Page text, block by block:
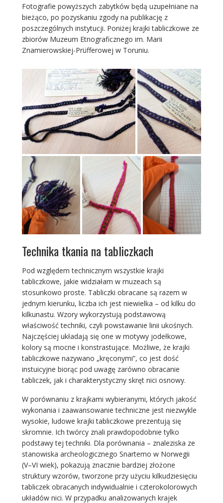
Fotografie powyższych zabytków będą uzupełniane na
bieżąco, po pozyskaniu zgody na publikację z
poszczególnych instytucji. Poniżej krajki tabliczkowe ze
zbiorów Muzeum Etnograficznego im. Marii
Znamierowskiej-Prüfferowej w Toruniu.
Technika tkania na tabliczkach
Pod względem technicznym wszystkie krajki
tabliczkowe, jakie widziałam w muzeach są
stosunkowo proste. Tabliczki obracane są razem w
jednym kierunku, liczba ich jest niewielka – od kilku do
kilkunastu. Wzory wykorzystują podstawową
właściwość techniki, czyli powstawanie linii ukośnych.
Najczęściej układają się one w motywy jodełkowe,
kolory są mocne i konstrastujące. Możliwe, że krajki
tabliczkowe nazywano „kręconymi”, co jest dość
instuicyjne biorąc pod uwagę zarówno obracanie
tabliczek, jak i charakterystyczny skręt nici osnowy.
W porównaniu z krajkami wybieranymi, których jakość
wykonania i zaawansowanie techniczne jest niezwykle
wysokie, ludowe krajki tabliczkowe prezentują się
skromnie. Ich twórcy znali prawdopodobnie tylko
podstawy tej techniki. Dla porównania – znaleziska ze
stanowiska archeologicznego Snartemo w Norwegii
(V–VI wiek), pokazują znacznie bardziej złożone
struktury wzorów, tworzone przy użyciu kilkudziesięciu
tabliczek obracanych indywidualnie i czterokolorowych
układów nici. W przypadku analizowanych krajek